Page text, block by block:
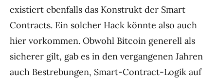
existiert ebenfalls das Konstrukt der Smart
Contracts. Ein solcher Hack könnte also auch
hier vorkommen. Obwohl Bitcoin generell als
sicherer gilt, gab es in den vergangenen Jahren
auch Bestrebungen, Smart-Contract-Logik auf